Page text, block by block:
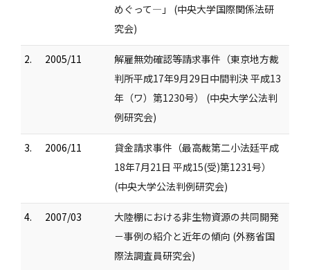
めぐって―」 (中央大学国際関係法研
究会)
2. 2005/11
解雇無効確認等請求事件（東京地方裁
判所平成17年9月29日中間判決 平成13
年（ワ）第1230号） (中央大学公法判
例研究会)
3. 2006/11
貸金請求事件（最高裁第二小法廷平成
18年7月21日 平成15(受)第1231号）
(中央大学公法判例研究会)
4. 2007/03
大陸棚における非生物資源の共同開発
－事例の紹介と近年の傾向 (外務省国
際法調査員研究会)